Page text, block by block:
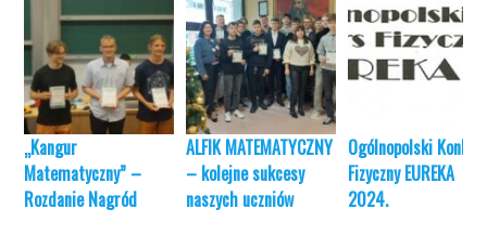
„Kangur
Matematyczny” –
Rozdanie Nagród
ALFIK MATEMATYCZNY
– kolejne sukcesy
naszych uczniów
Ogólnopolski
Fizyczny EUREKA
2024.